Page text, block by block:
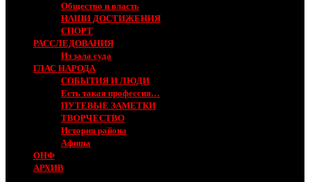
Общество и власть
НАШИ ДОСТИЖЕНИЯ
СПОРТ
РАССЛЕДОВАНИЯ
Из зала суда
ГЛАС НАРОДА
СОБЫТИЯ И ЛЮДИ
Есть такая профессия…
ПУТЕВЫЕ ЗАМЕТКИ
ТВОРЧЕСТВО
История района
Афиша
ОНФ
АРХИВ